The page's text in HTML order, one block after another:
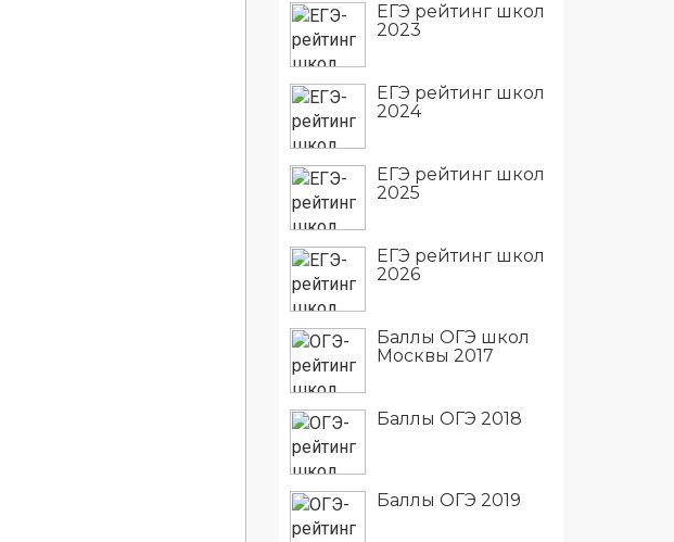
ЕГЭ рейтинг школ
2023
ЕГЭ рейтинг школ
2024
ЕГЭ рейтинг школ
2025
ЕГЭ рейтинг школ
2026
Баллы ОГЭ школ
Москвы 2017
Баллы ОГЭ 2018
Баллы ОГЭ 2019